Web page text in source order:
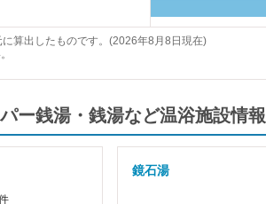
算出したものです。(2026年8月8日現在)
ー銭湯・銭湯など温浴施設情報
鏡石湯